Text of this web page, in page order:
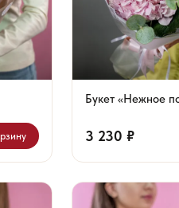
Букет «Нежное
3 230 ₽